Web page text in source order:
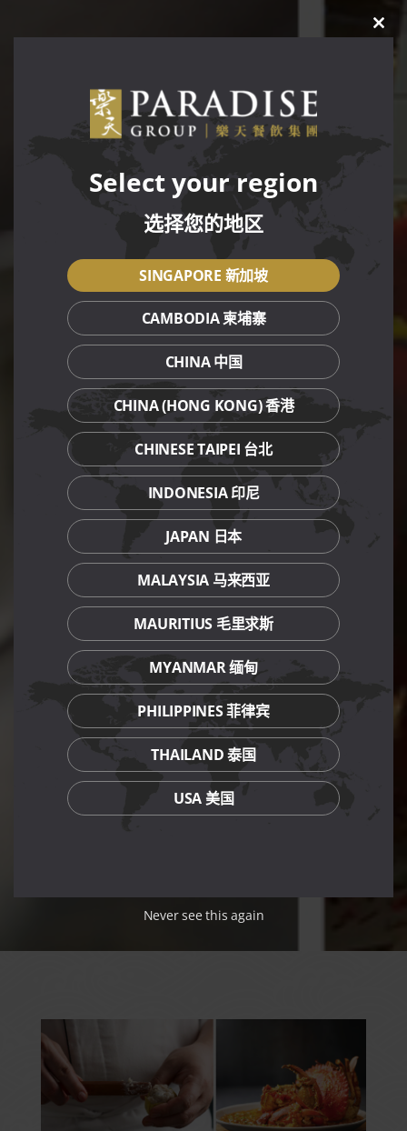
Select your region
选择您的地区
SINGAPORE 新加坡
CAMBODIA 柬埔寨
CHINA 中国
CHINA (HONG KONG) 香港
CHINESE TAIPEI 台北
INDONESIA 印尼
JAPAN 日本
MALAYSIA 马来西亚
MAURITIUS 毛里求斯
MYANMAR 缅甸
PHILIPPINES 菲律宾
THAILAND 泰国
USA 美国
Never see this again